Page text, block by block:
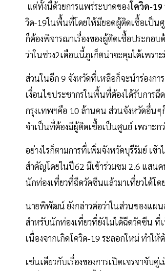
แต่ทั้งนี้ด้วยการแพร่ระบาดของโควิด-19
วิด-19ในพื้นที่โดยให้มียอดผู้ติดเชื้อเป็นศู
ก็ต้องพิจารณาเรื่องของผู้ติดเชื้อประกอบ
ว่าในช่วง2เดือนนี้ภูเก็ตน่าจะคุมได้เพร
ส่วนในอีก 9 จังหวัดที่เหลือก็จะนำร่องก
เงื่อนไขประชากรในพื้นที่ต้องได้รับการ
กรุงเทพฯคือ 10 ล้านคน ส่วนจังหวัดอื่นๆ
จำเป็นที่ต้องมีผู้ติดเชื้อเป็นศูนย์ เพราะ
อย่างไรก็ตามการที่เพิ่มจังหวัดบุรีรัมย์ เ
สำคัญโดยในปี62 มีเข้าร่วมชม 2.6 แส
นักท่องเที่ยวที่ฉีดวัคซีนแล้วมาเที่ยวได้โ
นายพิพัฒน์ ยังกล่าวต่อว่าในส่วนของแผ
สำหรับนักท่องเที่ยวที่ยังไม่ได้ฉีดวัคซีน
เนื่องจากเกิดโควิด-19 ระลอกใหม่ ทำ
เช่นเดียวกับเรื่องของการเปิดเจรจาจับคู่